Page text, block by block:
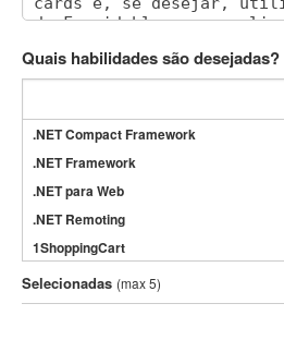
Quais habilidades são desejadas?
.NET Compact Framework
.NET Framework
.NET para Web
.NET Remoting
1ShoppingCart
3DS Max
3GSM
Selecionadas (max 5)